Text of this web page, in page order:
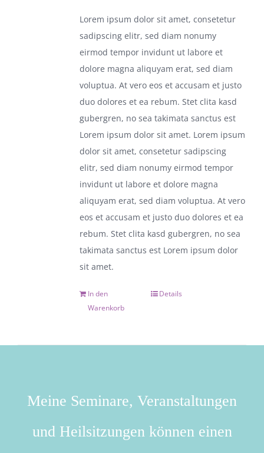
Lorem ipsum dolor sit amet, consetetur
sadipscing elitr, sed diam nonumy
eirmod tempor invidunt ut labore et
dolore magna aliquyam erat, sed diam
voluptua. At vero eos et accusam et justo
duo dolores et ea rebum. Stet clita kasd
gubergren, no sea takimata sanctus est
Lorem ipsum dolor sit amet. Lorem ipsum
dolor sit amet, consetetur sadipscing
elitr, sed diam nonumy eirmod tempor
invidunt ut labore et dolore magna
aliquyam erat, sed diam voluptua. At vero
eos et accusam et justo duo dolores et ea
rebum. Stet clita kasd gubergren, no sea
takimata sanctus est Lorem ipsum dolor
sit amet.
In den
Warenkorb
Details
Meine Seminare, Veranstaltungen
und Heilsitzungen können einen